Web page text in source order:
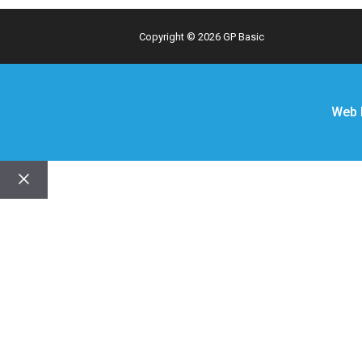
Copyright © 2026 GP Basic
Web
Close